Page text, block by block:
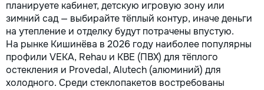
планируете кабинет, детскую игровую зону или
зимний сад — выбирайте тёплый контур, иначе деньги
на утепление и отделку будут потрачены впустую.
На рынке Кишинёва в 2026 году наиболее популярны
профили VEKA, Rehau и KBE (ПВХ) для тёплого
остекления и Provedal, Alutech (алюминий) для
холодного. Среди стеклопакетов востребованы